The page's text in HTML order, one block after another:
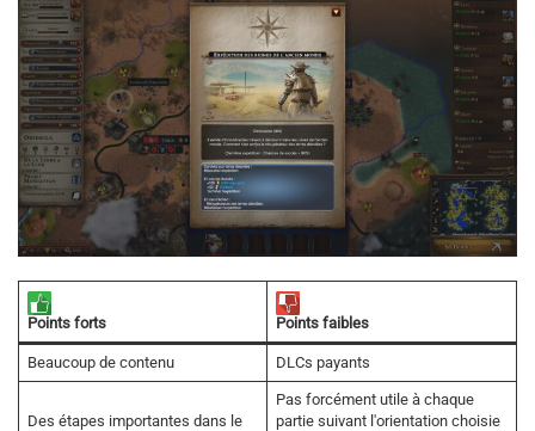
Points forts Points faibles
Beaucoup de contenu DLCs payants
Des étapes importantes dans le
Pas forcément utile à chaque
partie suivant l'orientation choisie